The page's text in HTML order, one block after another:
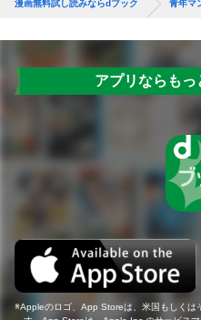
漫画無料試し読みならdブック 青年マ
アプリならもっ
Appleのロゴ、App Storeは、米国もしく